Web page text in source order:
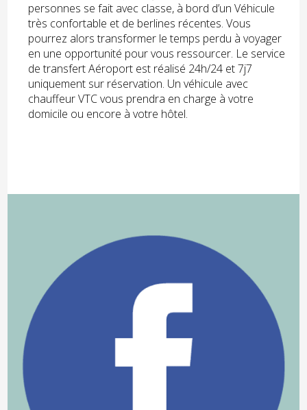
personnes se fait avec classe, à bord d’un Véhicule
très confortable et de berlines récentes. Vous
pourrez alors transformer le temps perdu à voyager
en une opportunité pour vous ressourcer. Le service
de transfert Aéroport est réalisé 24h/24 et 7j7
uniquement sur réservation. Un véhicule avec
chauffeur VTC vous prendra en charge à votre
domicile ou encore à votre hôtel.